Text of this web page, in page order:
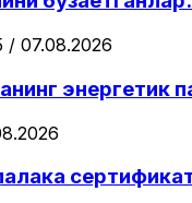
/ 07.08.2026
энергетик